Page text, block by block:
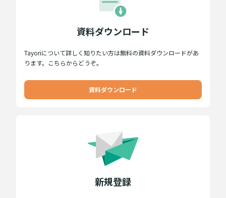
資料ダウンロード
Tayoriについて詳しく知りたい方は無料の資料ダウンロードがあ
ります。こちらからどうぞ。
資料ダウンロード
新規登録